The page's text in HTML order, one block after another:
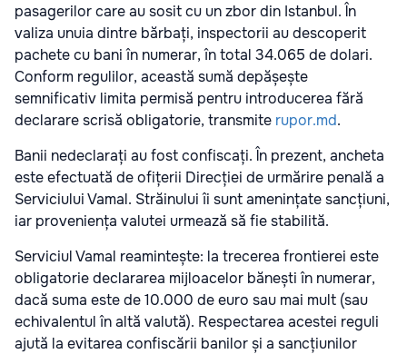
pasagerilor care au sosit cu un zbor din Istanbul. În
valiza unuia dintre bărbați, inspectorii au descoperit
pachete cu bani în numerar, în total 34.065 de dolari.
Conform regulilor, această sumă depășește
semnificativ limita permisă pentru introducerea fără
declarare scrisă obligatorie, transmite rupor.md.
Banii nedeclarați au fost confiscați. În prezent, ancheta
este efectuată de ofițerii Direcției de urmărire penală a
Serviciului Vamal. Străinului îi sunt amenințate sancțiuni,
iar proveniența valutei urmează să fie stabilită.
Serviciul Vamal reamintește: la trecerea frontierei este
obligatorie declararea mijloacelor bănești în numerar,
dacă suma este de 10.000 de euro sau mai mult (sau
echivalentul în altă valută). Respectarea acestei reguli
ajută la evitarea confiscării banilor și a sancțiunilor